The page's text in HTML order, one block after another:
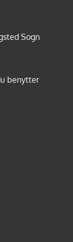
Sogn
benytter